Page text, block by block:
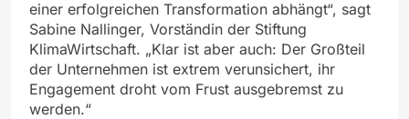
einer erfolgreichen Transformation abhängt“, sagt
Sabine Nallinger, Vorständin der Stiftung
KlimaWirtschaft. „Klar ist aber auch: Der Großteil
der Unternehmen ist extrem verunsichert, ihr
Engagement droht vom Frust ausgebremst zu
werden.“